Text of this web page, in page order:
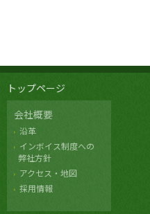
トップページ
会社概要
沿革
インボイス制度への
弊社方針
アクセス・地図
採用情報